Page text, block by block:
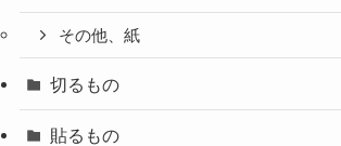
その他、紙
切るもの
貼るもの